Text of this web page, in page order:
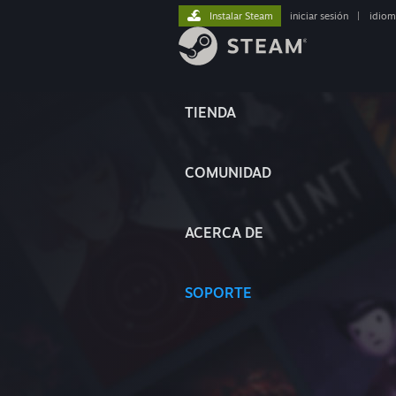
TIENDA
COMUNIDAD
ACERCA DE
SOPORTE
Instalar Steam iniciar sesión